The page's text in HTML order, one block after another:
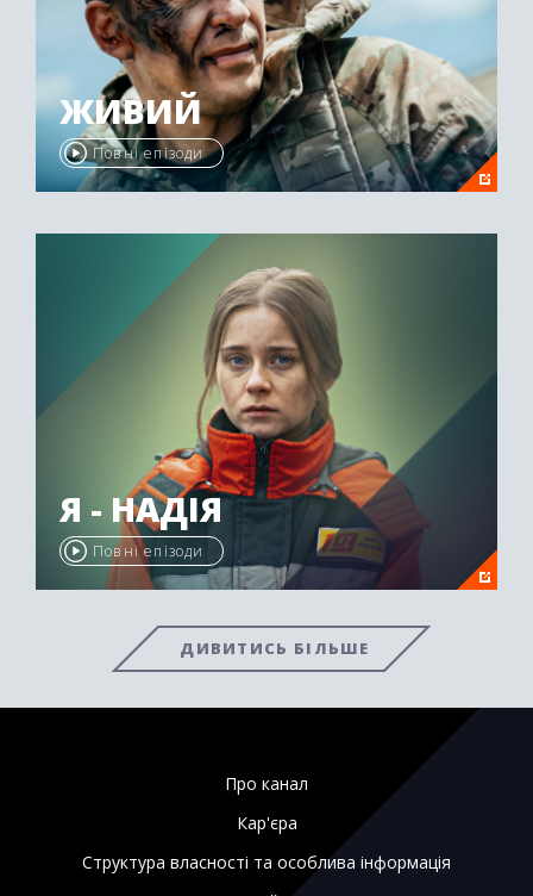
ЖИВИЙ
Повні епізоди
Я - НАДІЯ
Повні епізоди
ДИВИТИСЬ БІЛЬШЕ
Про канал
Кар'єра
Структура власності та особлива інформація